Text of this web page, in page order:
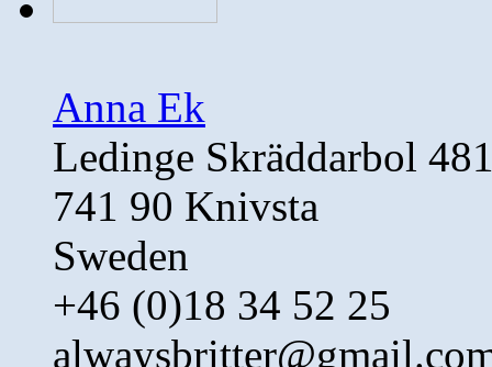
Anna Ek
Ledinge Skräddarbol
741 90 Knivsta
Sweden
+46 (0)18 34 52 25